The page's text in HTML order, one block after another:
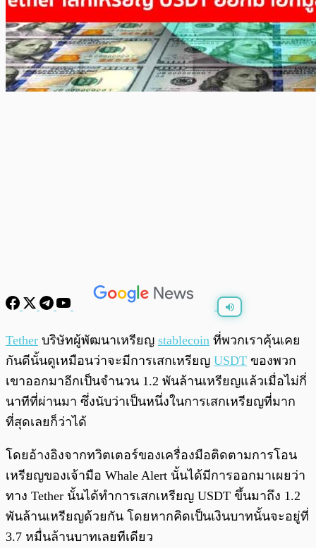
พร้อมเล่น /0:00
Tether บริษัทผู้พัฒนาเหรียญ stablecoin ที่พวกเราคุ้นเคย
กันดีนั้นดูเหมือนว่าจะมีการเสกเหรียญ USDT ของพวก
เขาออกมาอีกเป็นจำนวน 1.2 พันล้านเหรียญแล้วเมื่อไม่กี่
นาทีที่ผ่านมา ซึ่งนับว่าเป็นหนึ่งในการเสกเหรียญที่มาก
ที่สุดเลยก็ว่าได้
โดยอ้างอิงจากทวิตเตอร์ของเครื่องมือติดตามการโอน
เหรียญของเจ้ามือ Whale Alert นั้นได้มีการออกมาเผยว่า
ทาง Tether นั้นได้ทำการเสกเหรียญ USDT ขึ้นมาถึง 1.2
พันล้านเหรียญด้วยกัน โดยหากคิดเป็นเงินบาทนั้นจะอยู่ที่
3.7 หมื่นล้านบาทเลยทีเดียว